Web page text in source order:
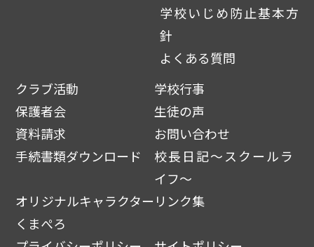
学校いじめ防止基本方
針
よくある質問
クラブ活動
学校行事
保護者会
生徒の声
資料請求
お問い合わせ
手続書類ダウンロード
校長日記～スクールラ
イフ～
オリジナルキャラクター
くまぺろ
リンク集